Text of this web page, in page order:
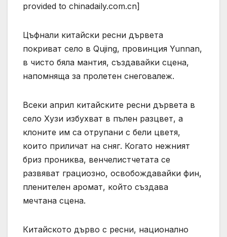
provided to chinadaily.com.cn]
Цъфнали китайски ресни дървета
покриват село в Qujing, провинция Yunnan,
в чисто бяла мантия, създавайки сцена,
напомняща за пролетен снеговалеж.
Всеки април китайските ресни дървета в
село Хузи избухват в пълен разцвет, а
клоните им са отрупани с бели цветя,
които приличат на сняг. Когато нежният
бриз прониква, венчелистчетата се
развяват грациозно, освобождавайки фин,
пленителен аромат, който създава
мечтана сцена.
Китайското дърво с ресни, национално